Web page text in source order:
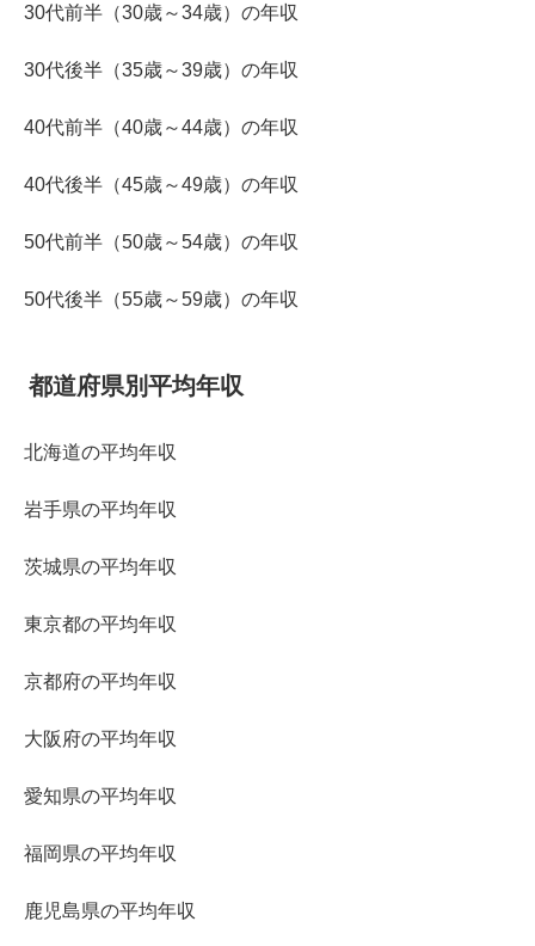
30代前半（30歳～34歳）の年収
30代後半（35歳～39歳）の年収
40代前半（40歳～44歳）の年収
40代後半（45歳～49歳）の年収
50代前半（50歳～54歳）の年収
50代後半（55歳～59歳）の年収
都道府県別平均年収
北海道の平均年収
岩手県の平均年収
茨城県の平均年収
東京都の平均年収
京都府の平均年収
大阪府の平均年収
愛知県の平均年収
福岡県の平均年収
鹿児島県の平均年収